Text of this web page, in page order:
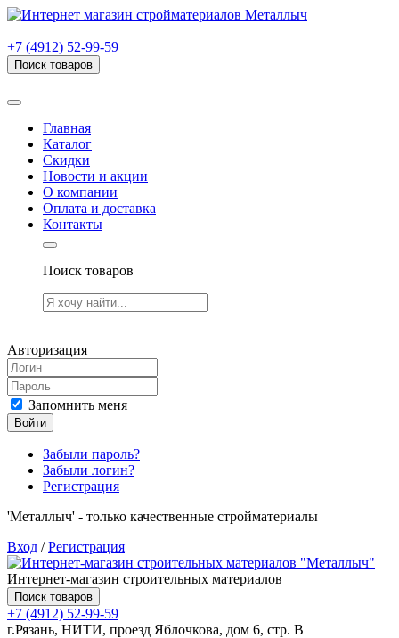
+7 (4912) 52-99-59
Поиск товаров
Главная
Каталог
Скидки
Новости и акции
О компании
Оплата и доставка
Контакты
Поиск товаров
Авторизация
Запомнить меня
Войти
Забыли пароль?
Забыли логин?
Регистрация
'Металлыч' - только качественные стройматериалы
Вход /Регистрация
Интернет-магазин строительных материалов
Поиск товаров
+7 (4912) 52-99-59
г.Рязань, НИТИ, проезд Яблочкова, дом 6, стр. В